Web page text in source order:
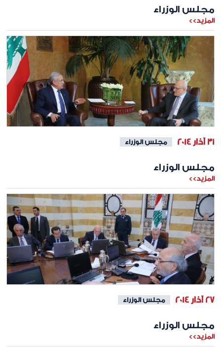
مجلس الوزراء
المزيد>>
31 آذار 2014 مجلس الوزراء
مجلس الوزراء
المزيد>>
27 آذار 2014 مجلس الوزراء
مجلس الوزراء
المزيد>>